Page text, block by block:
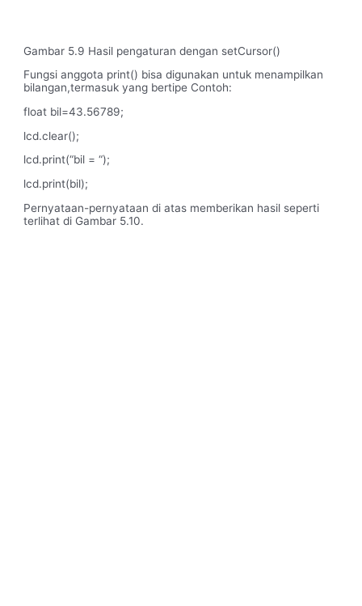
Gambar 5.9 Hasil pengaturan dengan setCursor()
Fungsi anggota print() bisa digunakan untuk menampilkan
bilangan,termasuk yang bertipe Contoh:
float bil=43.56789;
lcd.clear();
lcd.print(“bil = “);
lcd.print(bil);
Pernyataan-pernyataan di atas memberikan hasil seperti
terlihat di Gambar 5.10.